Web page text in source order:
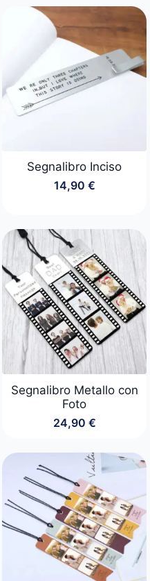
Segnalibro Inciso
14,90 €
Segnalibro Metallo con
Foto
24,90 €